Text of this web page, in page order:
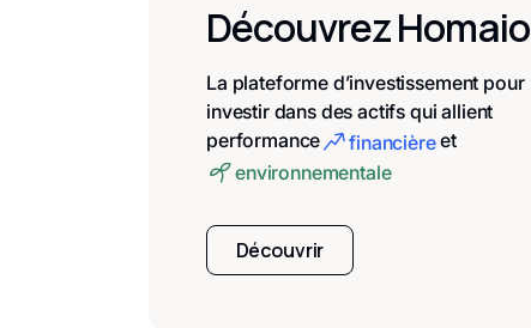
Découvrez Homaio
La plateforme d’investissement pour
investir dans des actifs qui allient
performance
financièreet
environnementale
Découvrir